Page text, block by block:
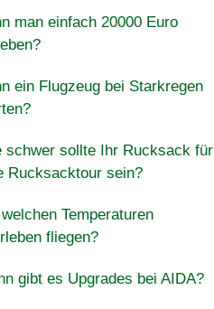
man einfach 20000 Euro
ein Flugzeug bei Starkregen
schwer sollte Ihr Rucksack für
Rucksacktour sein?
Temperaturen
fliegen?
gibt es Upgrades bei AIDA?